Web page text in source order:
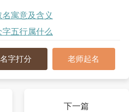
寓意及含义
五行属什么
名字打分 老师起名
下一篇